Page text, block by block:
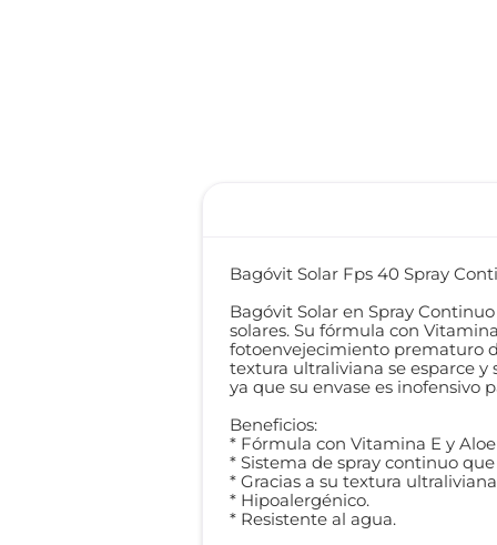
Bagóvit Solar Fps 40 Spray
Bagóvit Solar en Spray
solares. Su fórmula con
fotoenvejecimiento prematuro
textura ultraliviana se esparce
ya que su envase es inofensivo
Beneficios:
* Fórmula con Vitamina E y
* Sistema de spray continuo
* Gracias a su textura
* Hipoalergénico.
* Resistente al agua.